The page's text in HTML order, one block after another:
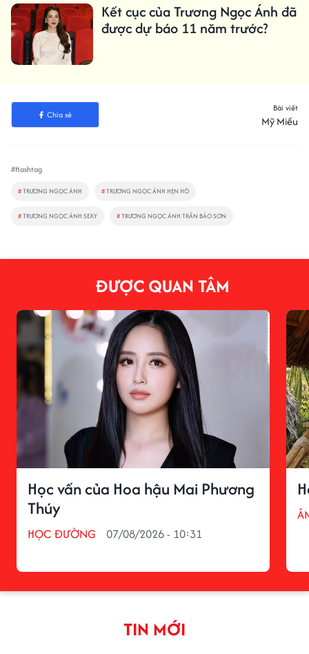
Kết cục của Trương Ngọc Ánh đã
được dự báo 11 năm trước?
Chia sẻ
Bài viết
Mỹ Miều
#Hashtag
#TRƯƠNG NGỌC ÁNH #TRƯƠNG NGỌC ÁNH HẸN HÒ
#TRƯƠNG NGỌC ÁNH SEXY #TRƯƠNG NGỌC ÁNH TRẦN BẢO SƠN
ĐƯỢC QUAN TÂM
Học vấn của Hoa hậu Mai Phương
Thúy
HỌC ĐƯỜNG 07/08/2026 - 10:31
TIN MỚI